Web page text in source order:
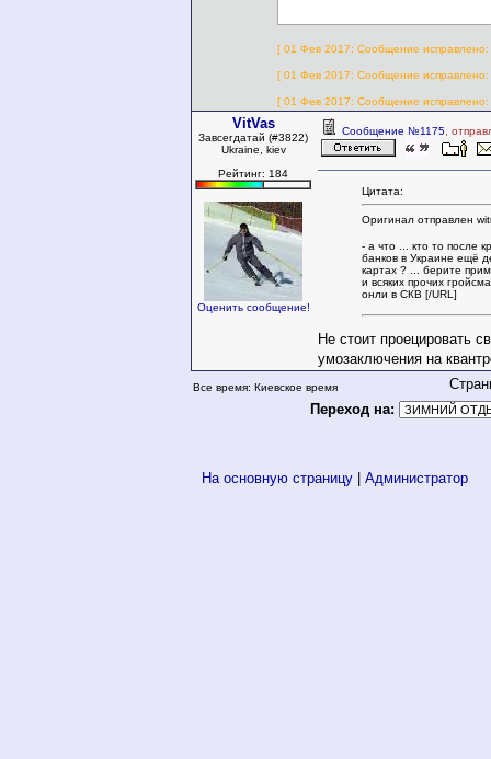
[ 01 Фев 2017: Сообщение исправлено:
[ 01 Фев 2017: Сообщение исправлено:
[ 01 Фев 2017: Сообщение исправлено:
VitVas
Завсегдатай (#3822)
Ukraine, kiev
Рейтинг: 184
Оценить сообщение!
Сообщение №1175 ,
Цитата:
Оригинал отправлен
- а что ... кто то после
банков в Украине ещё
картах ? ... берите
и всяких прочих
онли в СКВ [/URL]
Не стоит проецировать
умозаключения на
Все время: Киевское время
Переход на:
На основную страницу Администратор